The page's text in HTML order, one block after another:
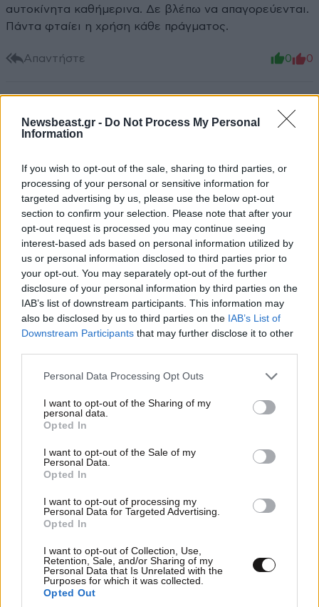
Newsbeast.gr - Do Not Process My Personal
Information
If you wish to opt-out of the sale, sharing to third parties, or
processing of your personal or sensitive information for
targeted advertising by us, please use the below opt-out
section to confirm your selection. Please note that after your
opt-out request is processed you may continue seeing
interest-based ads based on personal information utilized by
us or personal information disclosed to third parties prior to
your opt-out. You may separately opt-out of the further
disclosure of your personal information by third parties on the
IAB’s list of downstream participants. This information may
also be disclosed by us to third parties on the IAB’s List of
Downstream Participants that may further disclose it to other
Please note that this website/app uses one or more Google
not limited to your visit or usage behaviour. You may click to
grant or deny consent to Google and its third-party tags to
use your data for below specified purposes in below Google
consent section.
Personal Data Processing Opt Outs
I want to opt-out of the Sharing of my
personal data.
Opted In
I want to opt-out of the Sale of my
Personal Data.
Opted In
I want to opt-out of processing my
Personal Data for Targeted Advertising.
Opted In
I want to opt-out of Collection, Use,
Retention, Sale, and/or Sharing of my
Personal Data that Is Unrelated with the
Purposes for which it was collected.
Opted Out
αυτοκίνητα καθήμερινα. Δε βλέπω να απαγορεύενται.
Πάντα φταίει η χρήση κάθε πράγματος.
Απαντήστε 0 0
ΓιΑ.. 23·04·2025 15:55
Απαντήστε
Mar ka 23·04·2025 11:53
ακόμα και να εξαπατήθηκε όπως λέει ο δικηγόρος
υπεράσπισης, σε κλειστό χώρο δεν ανάβεις τίποτα!
Συνεπώς, ότι και να του έχει πει ο άλλος, εκείνος είναι
υπαίτιος που το άναψε σε εσωτερικό χώρο!
Απαντήστε
ΠΕΡΙΣΣΟΤΕΡΑ ΣΧΟΛΙΑ